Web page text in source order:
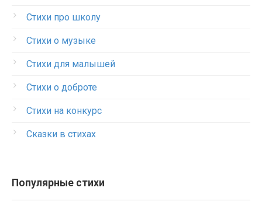
Стихи про школу
Стихи о музыке
Стихи для малышей
Стихи о доброте
Стихи на конкурс
Сказки в стихах
Популярные стихи